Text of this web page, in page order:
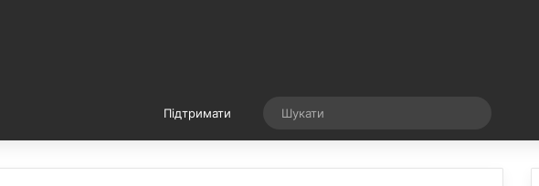
Підтримати Випадкова стаття